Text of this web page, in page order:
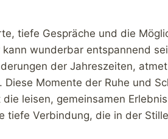
tiefe Gespräche und die
wunderbar entspannend
der Jahreszeiten,
Momente der Ruhe und
leisen, gemeinsamen
tiefe Verbindung, die in der